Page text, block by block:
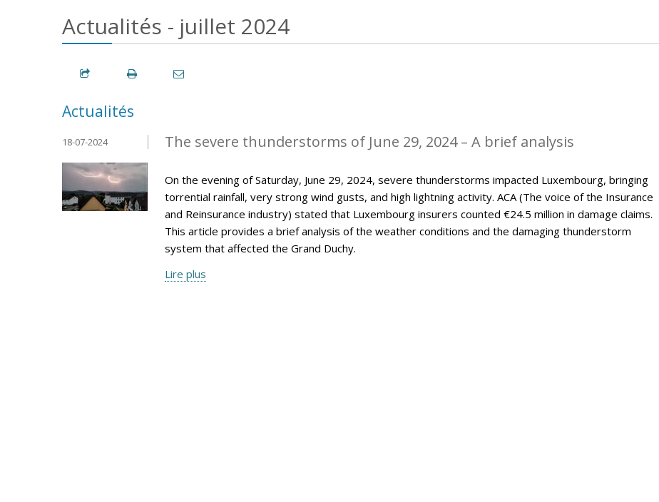
Actualités - juillet 2024
Actualités
The severe thunderstorms of June 29, 2024 – A brief analysis
18-07-2024
On the evening of Saturday, June 29, 2024, severe thunderstorms impacted Luxembourg, bringing
torrential rainfall, very strong wind gusts, and high lightning activity. ACA (The voice of the Insurance
and Reinsurance industry) stated that Luxembourg insurers counted €24.5 million in damage claims.
This article provides a brief analysis of the weather conditions and the damaging thunderstorm
system that affected the Grand Duchy.
Lire plus